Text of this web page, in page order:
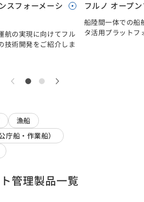
スフォーメーシ
航の実現に向けてフル
技術開発をご紹介しま
フルノ オープ
船陸間一体での船
タ活用プラットフ
漁船
庁船・作業船）
管理製品一覧